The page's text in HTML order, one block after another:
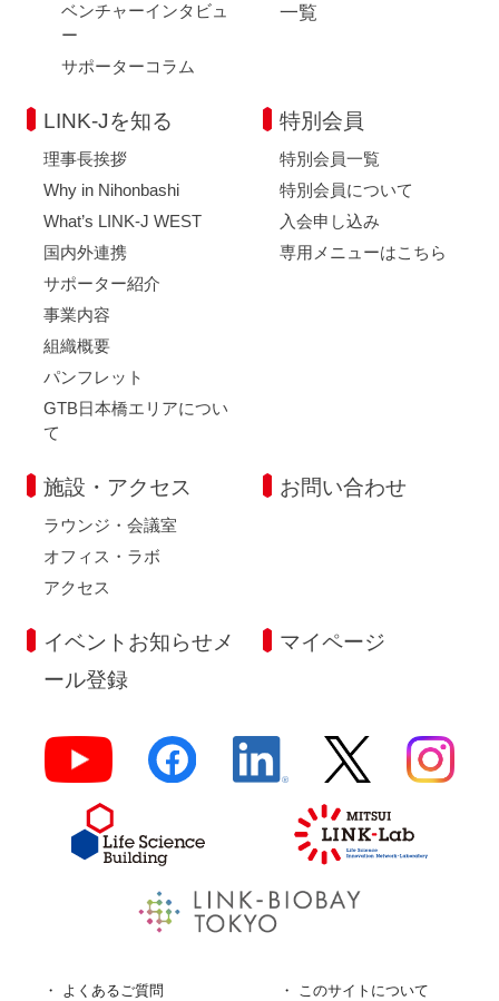
ベンチャーインタビュ
ー
サポーターコラム
一覧
LINK-Jを知る
理事長挨拶
Why in Nihonbashi
What’s LINK-J WEST
国内外連携
サポーター紹介
事業内容
組織概要
パンフレット
GTB日本橋エリアについ
て
特別会員
特別会員一覧
特別会員について
入会申し込み
専用メニューはこちら
施設・アクセス
ラウンジ・会議室
オフィス・ラボ
アクセス
お問い合わせ
イベントお知らせメ
ール登録
マイページ
よくあるご質問 このサイトについて